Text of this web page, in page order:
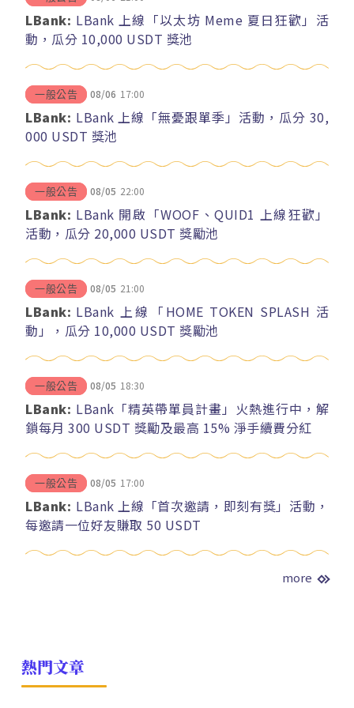
LBank: LBank 上線「以太坊 Meme 夏日狂歡」活
動，瓜分 10,000 USDT 獎池
一般公告 08/06 17:00
LBank: LBank 上線「無憂跟單季」活動，瓜分 30,
000 USDT 獎池
一般公告 08/05 22:00
LBank: LBank 開啟「WOOF、QUID1 上線狂歡」
活動，瓜分 20,000 USDT 獎勵池
一般公告 08/05 21:00
LBank: LBank 上線「HOME TOKEN SPLASH 活
動」，瓜分 10,000 USDT 獎勵池
一般公告 08/05 18:30
LBank: LBank「精英帶單員計畫」火熱進行中，解
鎖每月 300 USDT 獎勵及最高 15% 淨手續費分紅
一般公告 08/05 17:00
LBank: LBank 上線「首次邀請，即刻有獎」活動，
每邀請一位好友賺取 50 USDT
more
熱門文章